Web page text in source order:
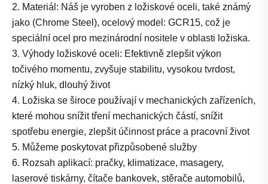
2. Materiál: Náš je vyroben z ložiskové oceli, také známý
jako (Chrome Steel), ocelový model: GCR15, což je
speciální ocel pro mezinárodní nositele v oblasti ložiska.
3. Výhody ložiskové oceli: Efektivně zlepšit výkon
točivého momentu, zvyšuje stabilitu, vysokou tvrdost,
nízký hluk, dlouhý život
4. Ložiska se široce používají v mechanických zařízeních,
které mohou snížit tření mechanických částí, snížit
spotřebu energie, zlepšit účinnost práce a pracovní život
5. Můžeme poskytovat přizpůsobené služby
6. Rozsah aplikací: pračky, klimatizace, masagery,
laserové tiskárny, čítače bankovek, stěrače automobilů,